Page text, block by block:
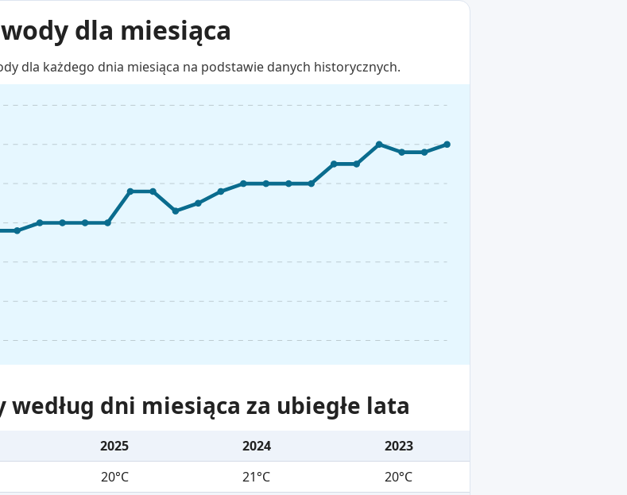
dla miesiąca
dla każdego dnia miesiąca na podstawie danych historycznych.
dni miesiąca za ubiegłe lata
2025 2024
2023
20°C 21°C
20°C